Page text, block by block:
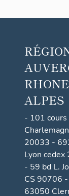
ALPES
- 101 cours
20033 -
Lyon cedex
- 59 bd L.
CS 90706 -
63050